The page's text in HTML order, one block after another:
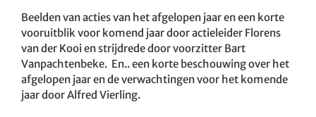
Bekijk
grotere
afbeelding
Beelden van acties van het afgelopen jaar en een korte
vooruitblik voor komend jaar door actieleider Florens
van der Kooi en strijdrede door voorzitter Bart
Vanpachtenbeke. En.. een korte beschouwing over het
afgelopen jaar en de verwachtingen voor het komende
jaar door Alfred Vierling.